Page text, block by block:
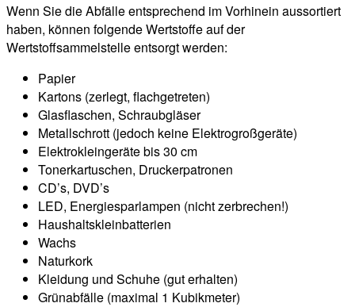
Wenn Sie die Abfälle entsprechend im Vorhinein aussortiert
haben, können folgende Wertstoffe auf der
Wertstoffsammelstelle entsorgt werden:
Papier
Kartons (zerlegt, flachgetreten)
Glasflaschen, Schraubgläser
Metallschrott (jedoch keine Elektrogroßgeräte)
Elektrokleingeräte bis 30 cm
Tonerkartuschen, Druckerpatronen
CD’s, DVD’s
LED, Energiesparlampen (nicht zerbrechen!)
Haushaltskleinbatterien
Wachs
Naturkork
Kleidung und Schuhe (gut erhalten)
Grünabfälle (maximal 1 Kubikmeter)